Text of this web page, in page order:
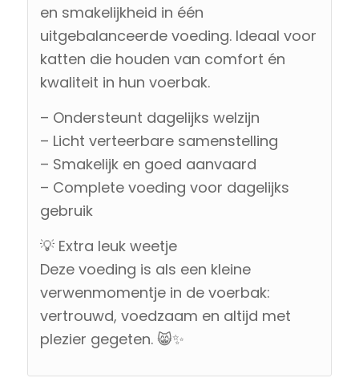
en smakelijkheid in één
uitgebalanceerde voeding. Ideaal voor
katten die houden van comfort én
kwaliteit in hun voerbak.
– Ondersteunt dagelijks welzijn
– Licht verteerbare samenstelling
– Smakelijk en goed aanvaard
– Complete voeding voor dagelijks
gebruik
💡 Extra leuk weetje
Deze voeding is als een kleine
verwenmomentje in de voerbak:
vertrouwd, voedzaam en altijd met
plezier gegeten. 😸✨